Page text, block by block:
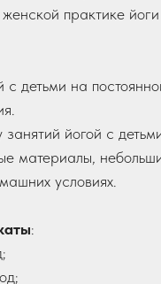
практике
с детьми на
йогой с
материалы,
условиях.
: